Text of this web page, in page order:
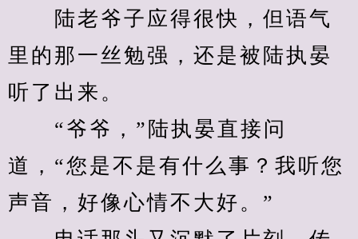
陆老爷子应得很快，但语气
里的那一丝勉强，还是被陆执晏
听了出来。
“爷爷，”陆执晏直接问
道，“您是不是有什么事？我听您
声音，好像心情不大好。”